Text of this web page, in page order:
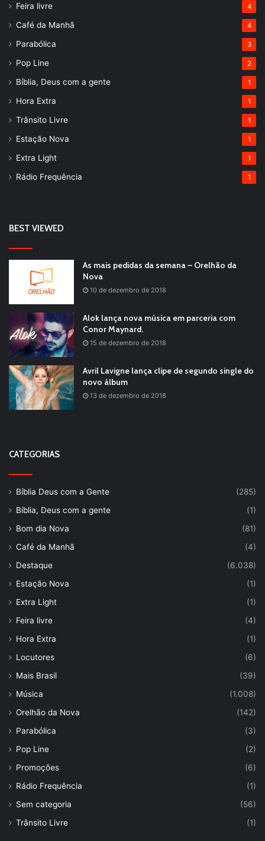
Feira livre 4
Café da Manhã 4
Parabólica 3
Pop Line 2
Bíblia, Deus com a gente 1
Hora Extra 1
Trânsito Livre 1
Estação Nova 1
Extra Light 1
Rádio Frequência 1
BEST VIEWED
As mais pedidas da semana – Orelhão da
Nova
10 de dezembro de 2018
Alok lança nova música em parceria com
Conor Maynard.
15 de dezembro de 2018
Avril Lavigne lança clipe de segundo single do
novo álbum
13 de dezembro de 2018
CATEGORIAS
Bíblia Deus com a Gente
(285)
Bíblia, Deus com a gente
(1)
Bom dia Nova
(81)
Café da Manhã
(4)
Destaque
(6.038)
Estação Nova
(1)
Extra Light
(1)
Feira livre
(4)
Hora Extra
(1)
Locutores
(6)
Mais Brasil
(39)
Música
(1.008)
Orelhão da Nova
(142)
Parabólica
(3)
Pop Line
(2)
Promoções
(6)
Rádio Frequência
(1)
Sem categoria
(56)
Trânsito Livre
(1)